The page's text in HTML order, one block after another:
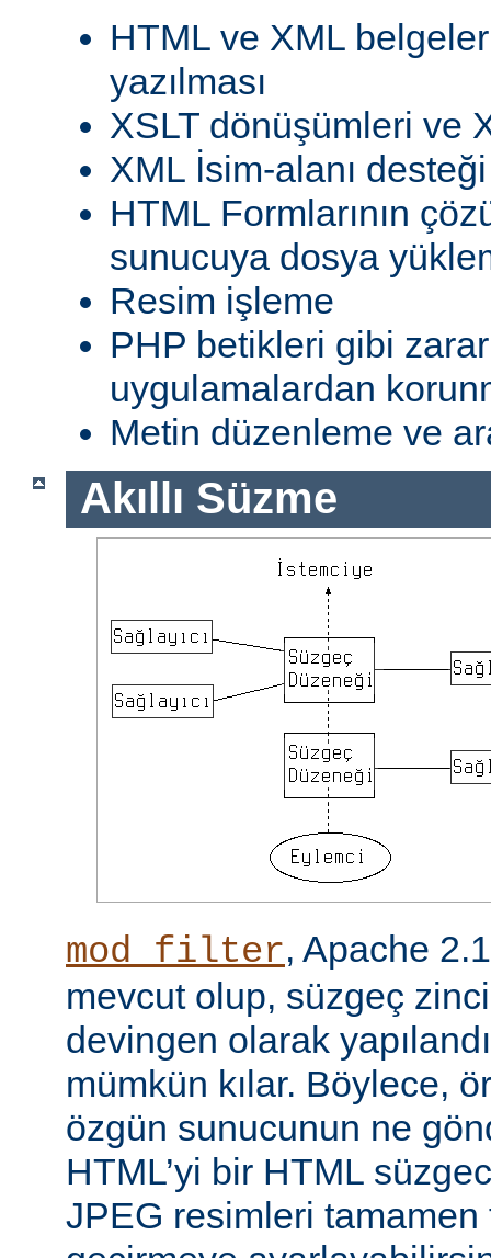
HTML ve XML
yazılması
XSLT dönüşümleri ve
XML İsim-alanı desteği
HTML Formlarının
sunucuya dosya
Resim işleme
PHP betikleri gibi
uygulamalardan
Metin düzenleme ve
Akıllı Süzme
mod_filter, Apache
mevcut olup, süzgeç
devingen olarak
mümkün kılar. Böylece,
özgün sunucunun ne
HTML’yi bir HTML
JPEG resimleri tamamen